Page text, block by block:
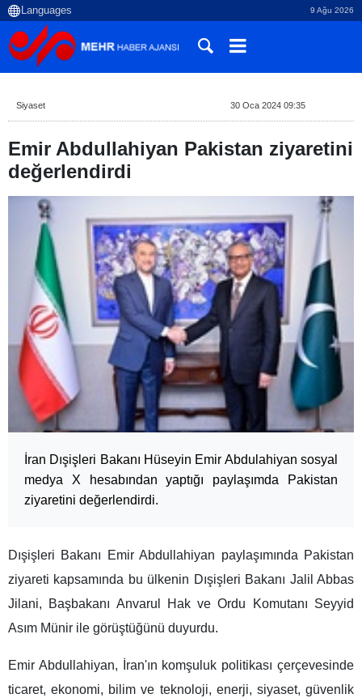
9 Ağu 2026
Siyaset 30 Oca 2024 09:35
Emir Abdullahiyan Pakistan ziyaretini
değerlendirdi
İran Dışişleri Bakanı Hüseyin Emir Abdulahiyan sosyal
medya X hesabından yaptığı paylaşımda Pakistan
ziyaretini değerlendirdi.
Dışişleri Bakanı Emir Abdullahiyan paylaşımında Pakistan
ziyareti kapsamında bu ülkenin Dışişleri Bakanı Jalil Abbas
Jilani, Başbakanı Anvarul Hak ve Ordu Komutanı Seyyid
Asım Münir ile görüştüğünü duyurdu.
Emir Abdullahiyan, İran'ın komşuluk politikası çerçevesinde
ticaret, ekonomi, bilim ve teknoloji, enerji, siyaset, güvenlik